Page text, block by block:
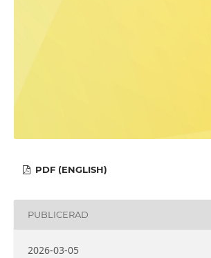
PDF (ENGLISH)
PUBLICERAD
2026-03-05